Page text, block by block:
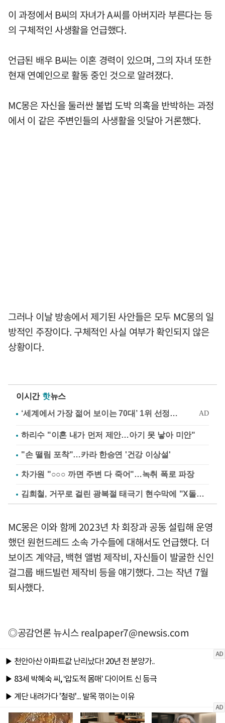
이 과정에서 B씨의 자녀가 A씨를 아버지라 부른다는 등
의 구체적인 사생활을 언급했다.
언급된 배우 B씨는 이혼 경력이 있으며, 그의 자녀 또한
현재 연예인으로 활동 중인 것으로 알려졌다.
MC몽은 자신을 둘러싼 불법 도박 의혹을 반박하는 과정
에서 이 같은 주변인들의 사생활을 잇달아 거론했다.
그러나 이날 방송에서 제기된 사안들은 모두 MC몽의 일
방적인 주장이다. 구체적인 사실 여부가 확인되지 않은
상황이다.
이시간 핫뉴스
하리수 "이혼 내가 먼저 제안…아기 못 낳아 미안"
"손 떨림 포착"…카라 한승연 '건강 이상설'
차가원 "○○○ 까면 주변 다 죽어"…녹취 폭로 파장
김희철, 거꾸로 걸린 광복절 태극기 현수막에 "X돌았네"
MC몽은 이와 함께 2023년 차 회장과 공동 설립해 운영
했던 원헌드레드 소속 가수들에 대해서도 언급했다. 더
보이즈 계약금, 백현 앨범 제작비, 자신들이 발굴한 신인
걸그룹 배드빌런 제작비 등을 얘기했다. 그는 작년 7월
퇴사했다.
◎공감언론 뉴시스realpaper7@newsis.com